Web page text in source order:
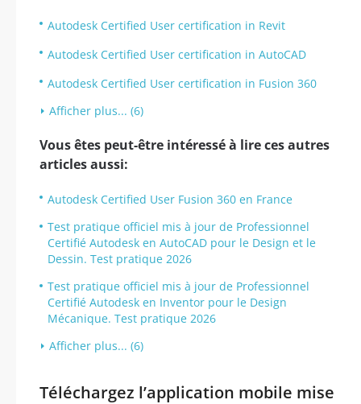
Autodesk Certified User certification in Revit
Autodesk Certified User certification in AutoCAD
Autodesk Certified User certification in Fusion 360
Afficher plus... (6)
Vous êtes peut-être intéressé à lire ces autres
articles aussi:
Autodesk Certified User Fusion 360 en France
Test pratique officiel mis à jour de Professionnel
Certifié Autodesk en AutoCAD pour le Design et le
Dessin. Test pratique 2026
Test pratique officiel mis à jour de Professionnel
Certifié Autodesk en Inventor pour le Design
Mécanique. Test pratique 2026
Afficher plus... (6)
Téléchargez l’application mobile mise